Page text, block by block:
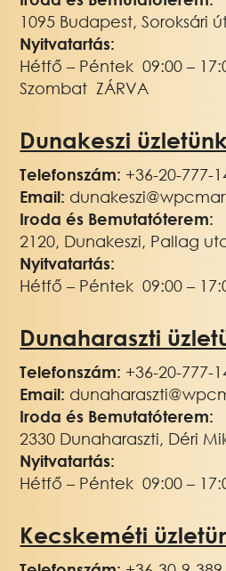
1095 Budapest, Soroksári
Nyitvatartás:
Hétfő – Péntek 09:00 –
Szombat ZÁRVA
Dunakeszi üzletünk
Telefonszám: +36-20-777-
Email:
Iroda és Bemutatóterem:
2120, Dunakeszi, Pallag
Nyitvatartás:
Hétfő – Péntek 09:00 –
Dunaharaszti
Telefonszám: +36-20-777-
Email:
Iroda és Bemutatóterem:
2330 Dunaharaszti, Déri
Nyitvatartás:
Hétfő – Péntek 09:00 –
Kecskeméti